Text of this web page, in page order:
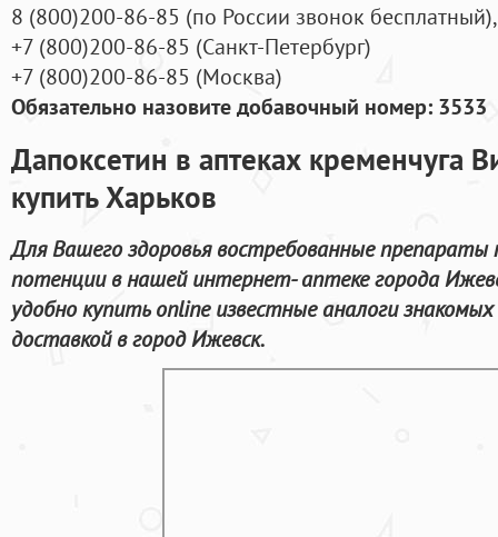
8 (800)200-86-85 (по России звонок бесплатный),
+7 (800)200-86-85 (Санкт-Петербург)
+7 (800)200-86-85 (Москва)
Обязательно назовите добавочный номер: 3533
Дапоксетин в аптеках кременчуга
купить Харьков
Для Вашего здоровья востребованные препараты
потенции в нашей интернет- аптеке города
удобно купить online известные аналоги
доставкой в город Ижевск.